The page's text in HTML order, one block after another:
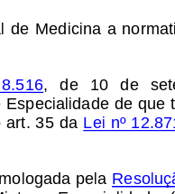
de Medicina a
8.516 ,   de   10   de
de que
art. 35 da Lei nº
pela